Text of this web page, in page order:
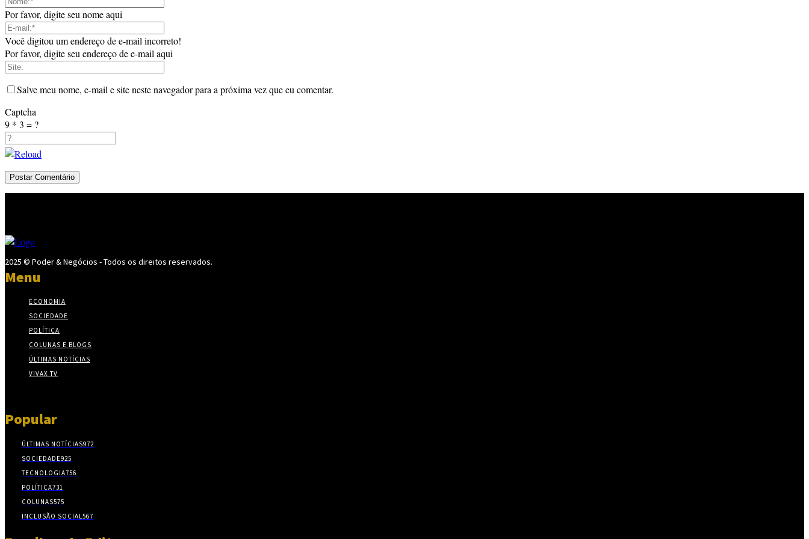
Por favor, digite seu nome aqui
Você digitou um endereço de e-mail incorreto!
Por favor, digite seu endereço de e-mail aqui
Salve meu nome, e-mail e site neste navegador para a próxima vez que eu comentar.
Captcha
9 * 3 = ?
2025 © Poder & Negócios - Todos os direitos reservados.
Menu
ECONOMIA
SOCIEDADE
POLÍTICA
COLUNAS E BLOGS
ÚLTIMAS NOTÍCIAS
VIVAX TV
Popular
ÚLTIMAS NOTÍCIAS972
SOCIEDADE925
TECNOLOGIA756
POLÍTICA731
COLUNAS575
INCLUSÃO SOCIAL 567